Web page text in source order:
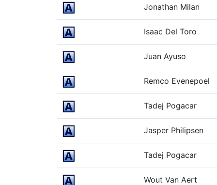
Jonathan Milan
Isaac Del Toro
Juan Ayuso
Remco Evenepoel
Tadej Pogacar
Jasper Philipsen
Tadej Pogacar
Wout Van Aert